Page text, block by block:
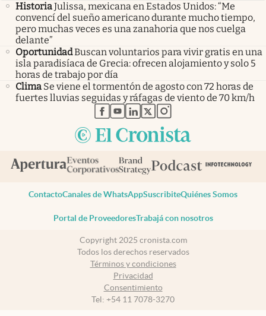
HistoriaJulissa, mexicana en Estados Unidos: “Me
convencí del sueño americano durante mucho tiempo,
pero muchas veces es una zanahoria que nos cuelga
delante”
OportunidadBuscan voluntarios para vivir gratis en una
isla paradisíaca de Grecia: ofrecen alojamiento y solo 5
horas de trabajo por día
Clima Se viene el tormentón de agosto con 72 horas de
fuertes lluvias seguidas y ráfagas de viento de 70 km/h
abre en nueva pestaña
abre en nueva pestaña
abre en nueva pestaña
abre en nueva pestaña
abre en nueva pestaña
ContactoCanales de WhatsAppSuscribiteQuiénes Somos
Portal de ProveedoresTrabajá con nosotros
Copyright 2025 cronista.com
Todos los derechos reservados
Términos y condiciones
Privacidad
Consentimiento
Tel: +54 11 7078-3270